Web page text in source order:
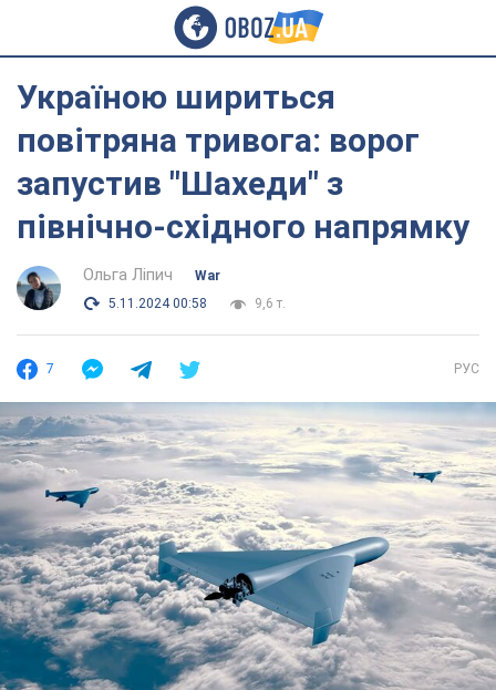
Україною шириться
повітряна тривога: ворог
запустив "Шахеди" з
північно-східного напрямку
Ольга Ліпич
War
5.11.2024 00:58
9,6 т.
7 РУС